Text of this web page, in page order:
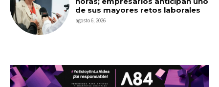
de sus mayores retos laborales
agosto 6, 2026